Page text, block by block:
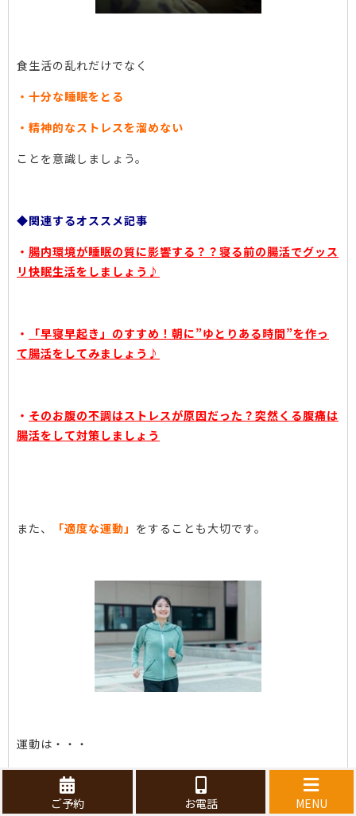
食生活の乱れだけでなく
・十分な睡眠をとる
・精神的なストレスを溜めない
ことを意識しましょう。
◆関連するオススメ記事
・ 腸内環境が睡眠の質に影響する？？寝る前の腸活でグッス
リ快眠生活をしましょう♪
・
「早寝早起き」のすすめ！朝に”ゆとりある時間”を作っ
て腸活をしてみましょう♪
・ そのお腹の不調はストレスが原因だった？突然くる腹痛は
腸活をして対策しましょう
また、 「適度な運動」 をすることも大切です。
運動は・・・
○ストレスの発散
○ほどよい疲労感を与えて睡眠の質を良くする
ご予約 お電話 MENU